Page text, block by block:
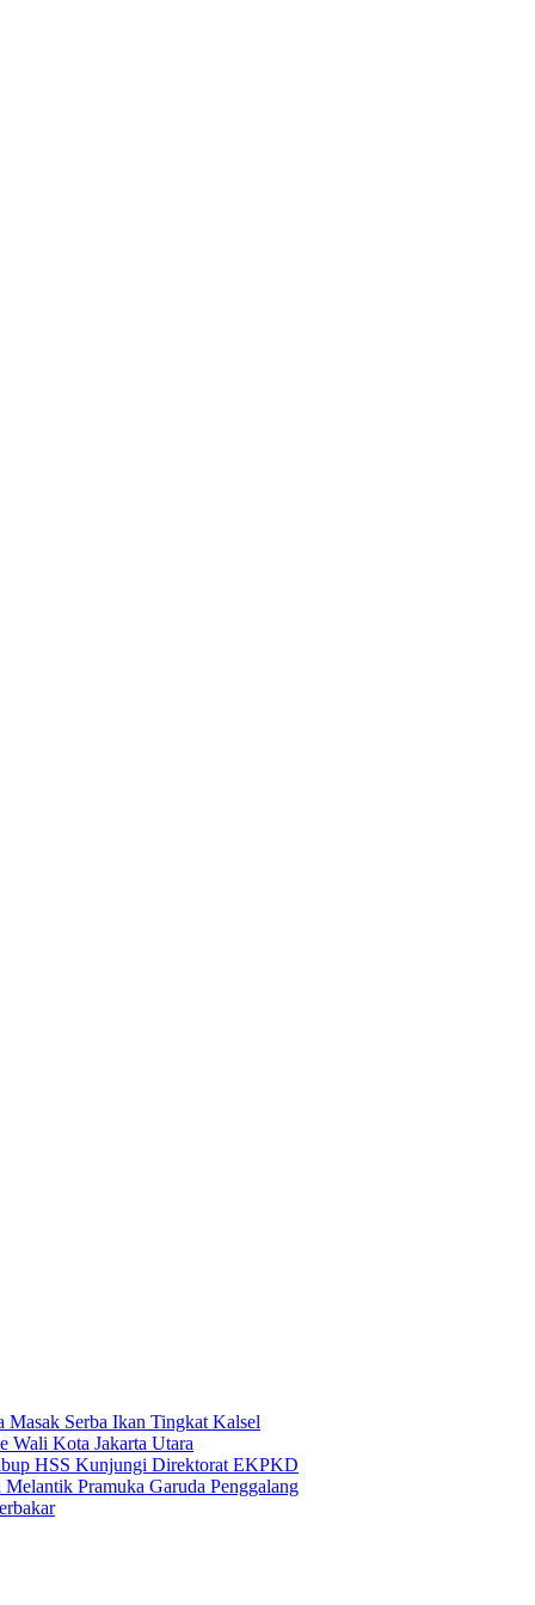
Serba Ikan Tingkat Kalsel
Wali Kota Jakarta Utara
HSS Kunjungi Direktorat EKPKD
Pramuka Garuda Penggalang